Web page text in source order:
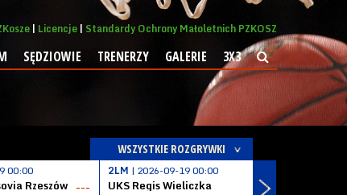
Licencje Standardy Ochrony Małoletnich PZKOSZ
SĘDZIOWIE TRENERZY GALERIE 3X3
WSZYSTKIE ROZGRYWKI
00:00
Rzeszów ---
2LM | 2026-09-19 00:00
UKS Regis Wieliczka
---